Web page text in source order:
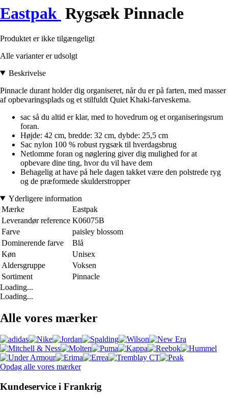
Eastpak Rygsæk Pinnacle
Produktet er ikke tilgængeligt
Alle varianter er udsolgt
Beskrivelse
Pinnacle durant holder dig organiseret, når du er på farten, med masser
af opbevaringsplads og et stilfuldt Quiet Khaki-farveskema.
sac så du altid er klar, med to hovedrum og et organiseringsrum
foran.
Højde: 42 cm, bredde: 32 cm, dybde: 25,5 cm
Sac nylon 100 % robust rygsæk til hverdagsbrug
Netlomme foran og nøglering giver dig mulighed for at
opbevare dine ting, hvor du vil have dem
Behagelig at have på hele dagen takket være den polstrede ryg
og de præformede skulderstropper
Yderligere information
Mærke
Eastpak
Leverandør reference K06075B
Farve
paisley blossom
Dominerende farve
Blå
Køn
Unisex
Aldersgruppe
Voksen
Sortiment
Pinnacle
Loading...
Loading...
Alle vores mærker
Opdag alle vores mærker
Kundeservice i Frankrig